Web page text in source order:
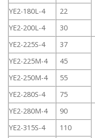
YE2-180L-4
22
YE2-200L-4
30
YE2-225S-4
37
YE2-225M-4
45
YE2-250M-4
55
YE2-280S-4
75
YE2-280M-4
90
YE2-315S-4
110